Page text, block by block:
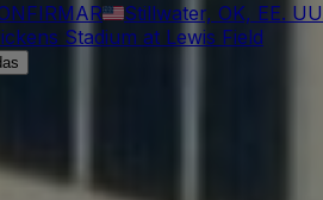
Stillwater, OK, EE.
Stadium at Lewis Field